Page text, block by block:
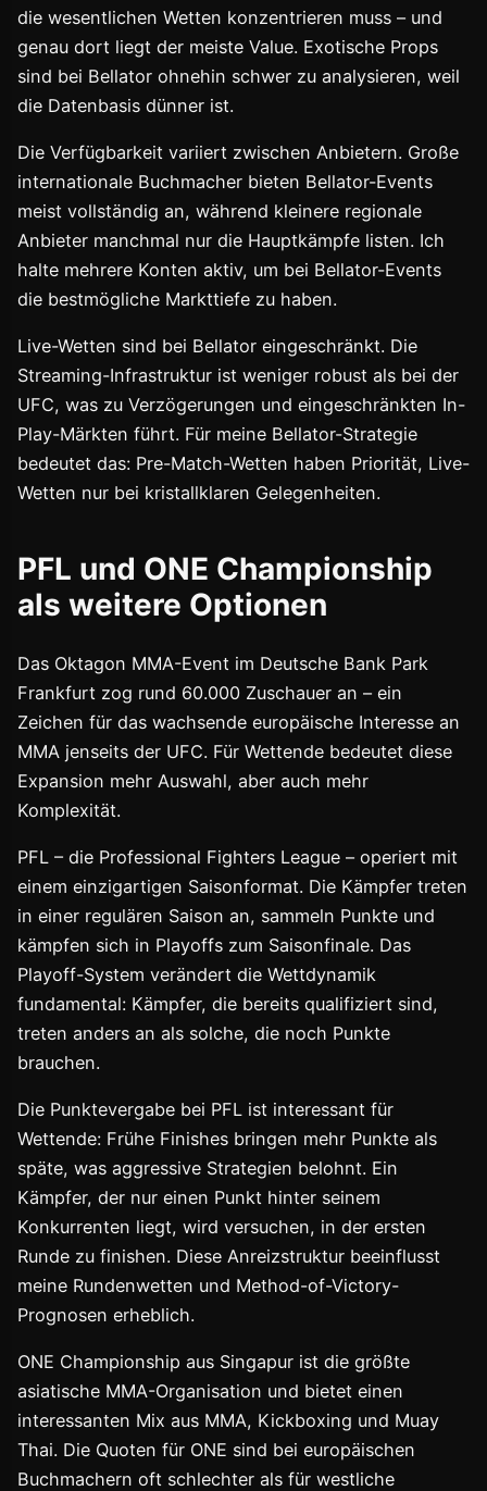
die wesentlichen Wetten konzentrieren muss – und
genau dort liegt der meiste Value. Exotische Props
sind bei Bellator ohnehin schwer zu analysieren, weil
die Datenbasis dünner ist.
Die Verfügbarkeit variiert zwischen Anbietern. Große
internationale Buchmacher bieten Bellator-Events
meist vollständig an, während kleinere regionale
Anbieter manchmal nur die Hauptkämpfe listen. Ich
halte mehrere Konten aktiv, um bei Bellator-Events
die bestmögliche Markttiefe zu haben.
Live-Wetten sind bei Bellator eingeschränkt. Die
Streaming-Infrastruktur ist weniger robust als bei der
UFC, was zu Verzögerungen und eingeschränkten In-
Play-Märkten führt. Für meine Bellator-Strategie
bedeutet das: Pre-Match-Wetten haben Priorität, Live-
Wetten nur bei kristallklaren Gelegenheiten.
PFL und ONE Championship
als weitere Optionen
Das Oktagon MMA-Event im Deutsche Bank Park
Frankfurt zog rund 60.000 Zuschauer an – ein
Zeichen für das wachsende europäische Interesse an
MMA jenseits der UFC. Für Wettende bedeutet diese
Expansion mehr Auswahl, aber auch mehr
Komplexität.
PFL – die Professional Fighters League – operiert mit
einem einzigartigen Saisonformat. Die Kämpfer treten
in einer regulären Saison an, sammeln Punkte und
kämpfen sich in Playoffs zum Saisonfinale. Das
Playoff-System verändert die Wettdynamik
fundamental: Kämpfer, die bereits qualifiziert sind,
treten anders an als solche, die noch Punkte
brauchen.
Die Punktevergabe bei PFL ist interessant für
Wettende: Frühe Finishes bringen mehr Punkte als
späte, was aggressive Strategien belohnt. Ein
Kämpfer, der nur einen Punkt hinter seinem
Konkurrenten liegt, wird versuchen, in der ersten
Runde zu finishen. Diese Anreizstruktur beeinflusst
meine Rundenwetten und Method-of-Victory-
Prognosen erheblich.
ONE Championship aus Singapur ist die größte
asiatische MMA-Organisation und bietet einen
interessanten Mix aus MMA, Kickboxing und Muay
Thai. Die Quoten für ONE sind bei europäischen
Buchmachern oft schlechter als für westliche